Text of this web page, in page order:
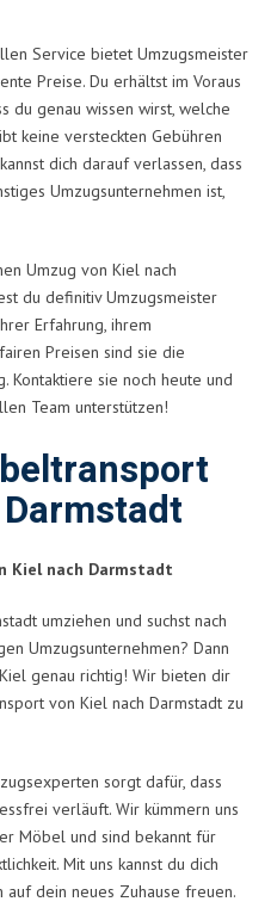
Service bietet Umzugsmeister
Preise. Du erhältst im Voraus
du genau wissen wirst, welche
keine versteckten Gebühren
dich darauf verlassen, dass
Umzugsunternehmen ist,
Umzug von Kiel nach
du definitiv Umzugsmeister
Erfahrung, ihrem
Preisen sind sie die
Kontaktiere sie noch heute und
Team unterstützen!
Kiel nach Darmstadt
umziehen und suchst nach
Umzugsunternehmen? Dann
genau richtig! Wir bieten dir
von Kiel nach Darmstadt zu
sorgt dafür, dass
verläuft. Wir kümmern uns
Möbel und sind bekannt für
Mit uns kannst du dich
auf dein neues Zuhause freuen.